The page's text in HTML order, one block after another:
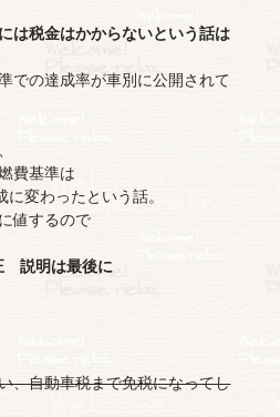
は税金はかからないという話は
での達成率が車別に公開されて
費基準は
変わったという話。
値するので
説明は最後に
、自動車税まで免税になってし